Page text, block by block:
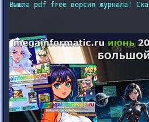
Вышла pdf free версия журнала!